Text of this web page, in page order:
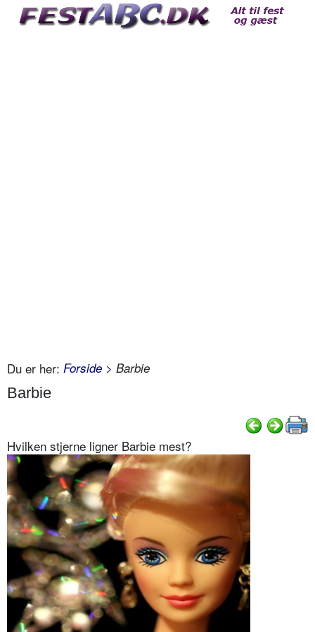
Du er her: Forside > Barbie
Barbie
Hvilken stjerne ligner Barbie mest?